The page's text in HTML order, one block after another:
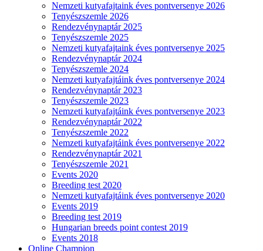
Nemzeti kutyafajtaink éves pontversenye 2026
Tenyészszemle 2026
Rendezvénynaptár 2025
Tenyészszemle 2025
Nemzeti kutyafajtaink éves pontversenye 2025
Rendezvénynaptár 2024
Tenyészszemle 2024
Nemzeti kutyafajtáink éves pontversenye 2024
Rendezvénynaptár 2023
Tenyészszemle 2023
Nemzeti kutyafajtáink éves pontversenye 2023
Rendezvénynaptár 2022
Tenyészszemle 2022
Nemzeti kutyafajtáink éves pontversenye 2022
Rendezvénynaptár 2021
Tenyészszemle 2021
Events 2020
Breeding test 2020
Nemzeti kutyafajtáink éves pontversenye 2020
Events 2019
Breeding test 2019
Hungarian breeds point contest 2019
Events 2018
Online Champion